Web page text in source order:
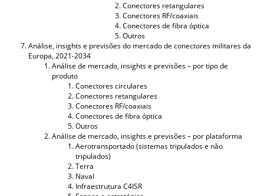
Conectores retangulares
Conectores RF/coaxiais
Conectores de fibra óptica
Outros
Análise, insights e previsões do mercado de conectores militares da
Europa, 2021-2034
Análise de mercado, insights e previsões – por tipo de
produto
Conectores circulares
Conectores retangulares
Conectores RF/coaxiais
Conectores de fibra óptica
Outros
Análise de mercado, insights e previsões – por plataforma
Aerotransportado (sistemas tripulados e não
tripulados)
Terra
Naval
Infraestrutura C4ISR